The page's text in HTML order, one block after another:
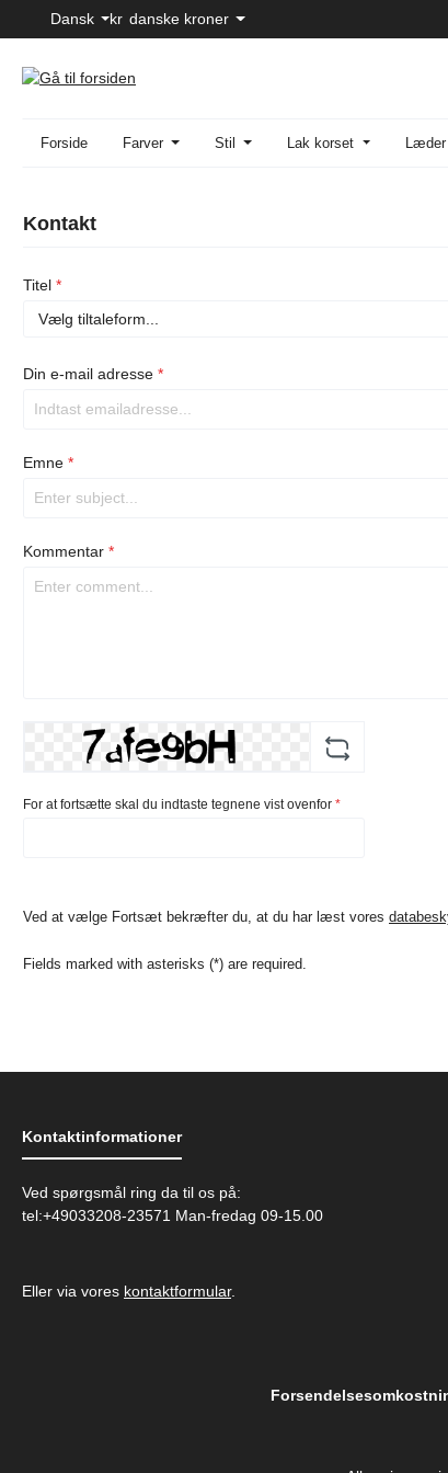
hovedindhold
Spring til søgning
Gå til hovednavigation
Dansk kr danske kroner
Forside Farver Stil Lak korset
Kontakt
Titel *
Din e-mail adresse *
Emne *
Kommentar *
For at fortsætte skal du indtaste tegnene vist ovenfor *
Ved at vælge Fortsæt bekræfter du, at du har læst vores
Fields marked with asterisks (*) are required.
Kontaktinformationer
Ved spørgsmål ring da til os på:
tel:+49033208-23571 Man-fredag 09-15.00
Eller via vores kontaktformular.